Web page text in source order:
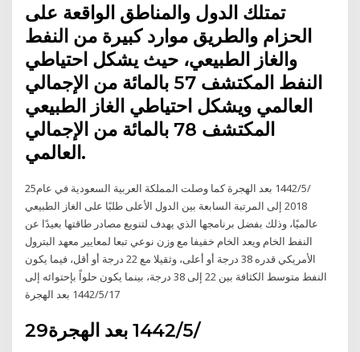
تمتلك الدول والمناطق الواقعة على
الحزام والطريق موارد كبيرة من النفط
والغاز الطبيعي، حيث يشكل احتياطي
النفط المكتشف 57 بالمائة من الإجمالي
العالمي ويشكل احتياطي الغاز الطبيعي
المكتشف 78 بالمائة من الإجمالي
العالمي.
25‏‏/5‏‏/1442 بعد الهجرة كما وصلت المملكة العربية السعودية في عام
2018 إلى المرتبة السابعة بين الدول الأعلى طلبًا على الغاز الطبيعي
عالميًا، وذلك بفضل برنامجها الذي يهدف لتنويع مصادر طاقتها بعيدًا عن
النفط الخام ويعد الخام خفيفا مع وزن نوعي تبعا لمعايير معهد البترول
الأمريكي قدره 38 درجة أو أعلى، وثقيلا مع 22 درجة أو أقل، فيما يكون
النفط متوسط الكثافة بين 22 إلى 38 درجة، بينما يكون حلواً بإحتوائه إلى
17‏‏/5‏‏/1442 بعد الهجرة
29‏‏/5‏‏/1442 بعد الهجرة